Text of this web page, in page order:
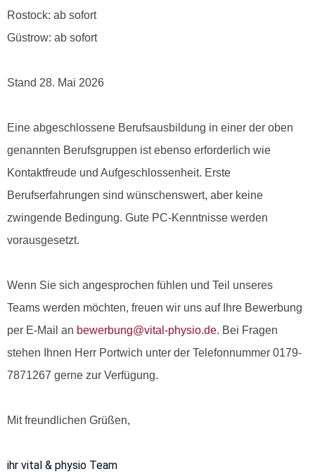
Rostock: ab sofort
Güstrow: ab sofort
Stand 28. Mai 2026
Eine abgeschlossene Berufsausbildung in einer der oben
genannten Berufsgruppen ist ebenso erforderlich wie
Kontaktfreude und Aufgeschlossenheit. Erste
Berufserfahrungen sind wünschenswert, aber keine
zwingende Bedingung. Gute PC-Kenntnisse werden
vorausgesetzt.
Wenn Sie sich angesprochen fühlen und Teil unseres
Teams werden möchten, freuen wir uns auf Ihre Bewerbung
per E-Mail an bewerbung@vital-physio.de. Bei Fragen
stehen Ihnen Herr Portwich unter der Telefonnummer 0179-
7871267 gerne zur Verfügung.
Mit freundlichen Grüßen,
ihr vital & physio Team